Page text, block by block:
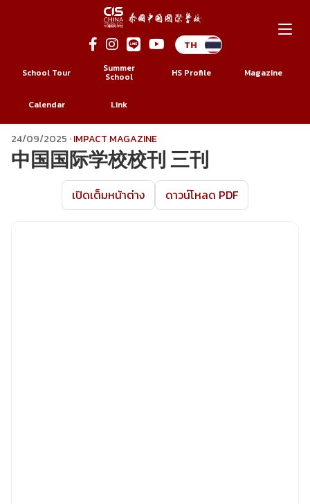
Skip
content
School Tour Summer
School HS Profile Magazine
Calendar Link
24/09/2025 ·IMPACT MAGAZINE
中国国际学校校刊 三刊
เปิดเต็มหน้าต่าง ดาวน์โหลด PDF